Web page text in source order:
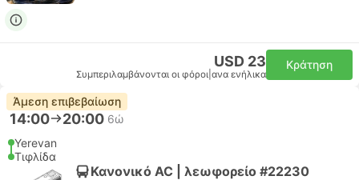
USD 23
Συμπεριλαμβάνονται οι φόροι ανα ενήλικα
Κράτηση
Άμεση επιβεβαίωση
14:00 20:00 6ώ
Yerevan
Τιφλίδα
Κανονικό AC | λεωφορείο #22230